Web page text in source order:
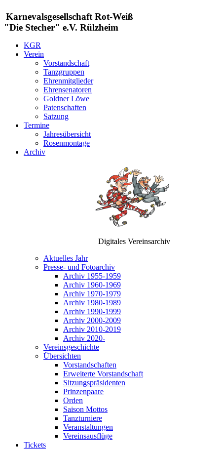
Karnevalsgesellschaft Rot-Weiß
"Die Stecher" e.V. Rülzheim
KGR
Verein
Vorstandschaft
Tanzgruppen
Ehrenmitglieder
Ehrensenatoren
Goldner Löwe
Patenschaften
Satzung
Termine
Jahresübersicht
Rosenmontage
Archiv
Digitales Vereinsarchiv
Aktuelles Jahr
Presse- und Fotoarchiv
Archiv 1955-1959
Archiv 1960-1969
Archiv 1970-1979
Archiv 1980-1989
Archiv 1990-1999
Archiv 2000-2009
Archiv 2010-2019
Archiv 2020-
Vereinsgeschichte
Übersichten
Vorstandschaften
Erweiterte Vorstandschaft
Sitzungspräsidenten
Prinzenpaare
Orden
Saison Mottos
Tanzturniere
Veranstaltungen
Vereinsausflüge
Tickets